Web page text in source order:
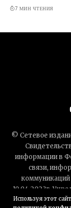
Используя этот
7 МИН ЧТЕНИЯ
© Сетевое
информации в
связи,
10.04.2023г.
Контакты — mail-